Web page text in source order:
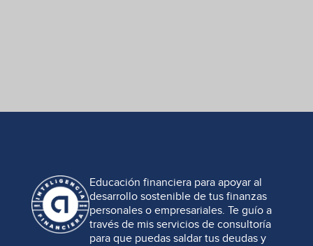
Educación financiera para apoyar al
desarrollo sostenible de tus finanzas
personales o empresariales. Te guío a
través de mis servicios de consultoría
para que puedas saldar tus deudas y